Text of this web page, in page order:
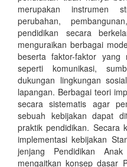
merupakan instrumen
perubahan,
pendidikan secara
menguraikan berbagai
beserta faktor-faktor yang
seperti komunikasi,
dukungan lingkungan
lapangan. Berbagai teori
secara sistematis agar
sebuah kebijakan dapat
praktik pendidikan. Secara
implementasi kebijakan
jenjang Pendidikan
mengaitkan konsep dasar